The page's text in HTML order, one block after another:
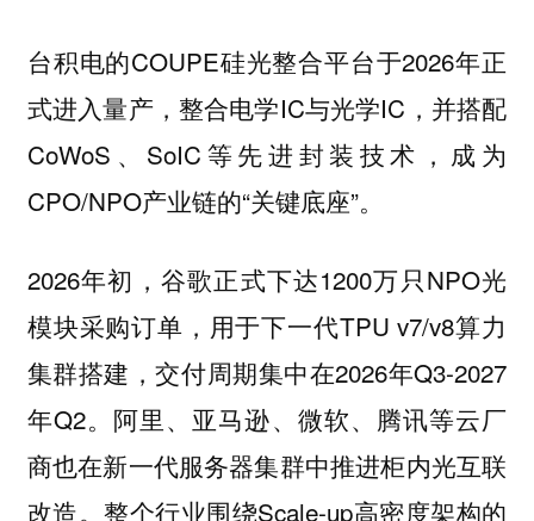
台积电的COUPE硅光整合平台于2026年正
式进入量产，整合电学IC与光学IC，并搭配
CoWoS、SoIC等先进封装技术，成为
CPO/NPO产业链的“关键底座”。
2026年初，谷歌正式下达1200万只NPO光
模块采购订单，用于下一代TPU v7/v8算力
集群搭建，交付周期集中在2026年Q3-2027
年Q2。阿里、亚马逊、微软、腾讯等云厂
商也在新一代服务器集群中推进柜内光互联
改造。整个行业围绕Scale-up高密度架构的